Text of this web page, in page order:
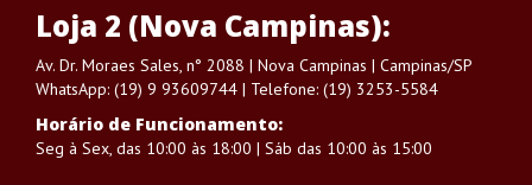
Loja 2 (Nova Campinas):
Av. Dr. Moraes Sales, n° 2088 | Nova Campinas | Campinas/SP
WhatsApp: (19) 9 93609744 | Telefone: (19) 3253-5584
Horário de Funcionamento:
Seg à Sex, das 10:00 às 18:00 | Sáb das 10:00 às 15:00